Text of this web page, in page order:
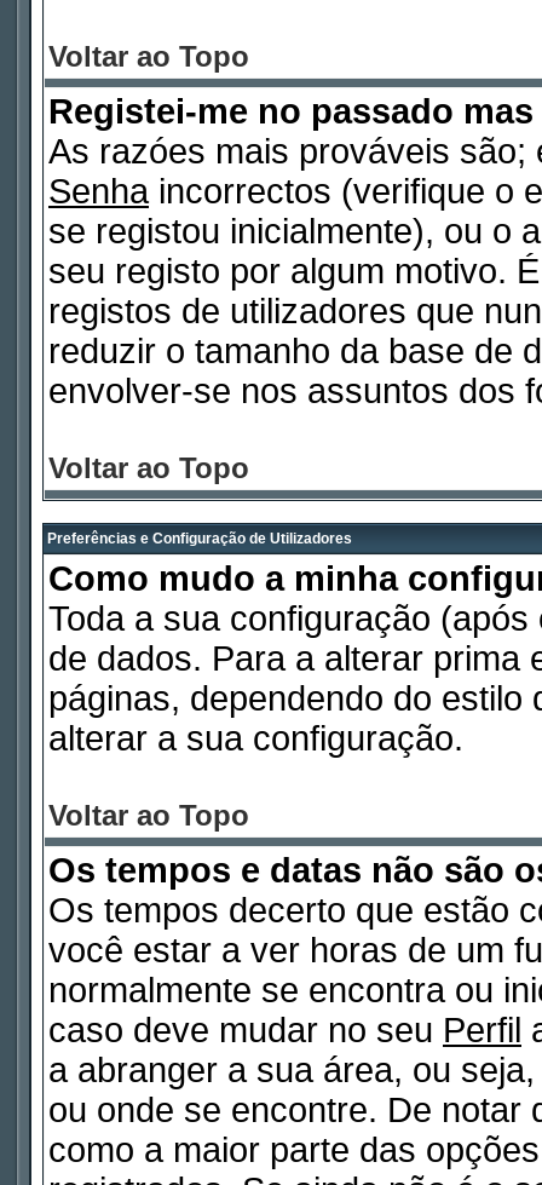
Voltar ao Topo
Registei-me no passado
As razóes mais prováveis
Senhaincorrectos (verifique o
se registou inicialmente), ou o
seu registo por algum motivo.
registos de utilizadores que
reduzir o tamanho da base de
envolver-se nos assuntos dos
Voltar ao Topo
Preferências e Configuração de Utilizadores
Como mudo a minha
Toda a sua configuração
de dados. Para a alterar prima
páginas, dependendo do estilo
alterar a sua configuração.
Voltar ao Topo
Os tempos e datas não são
Os tempos decerto que estão
você estar a ver horas de um
normalmente se encontra ou
caso deve mudar no seu Perfil
a abranger a sua área, ou
ou onde se encontre. De notar
como a maior parte das